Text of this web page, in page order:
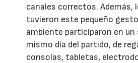
canales correctos. Además,
tuvieron este pequeño
ambiente participaron en un
mismo día del partido, de
consolas, tabletas,